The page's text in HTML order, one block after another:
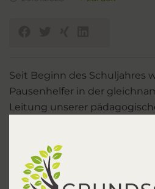
Seit Beginn des Schuljahres
Pausenhelfer in der
Leitung unserer
ins "Praktikum" gegangen
fertige Pausenhelfer.